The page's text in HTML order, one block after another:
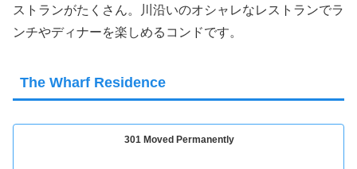
ストランがたくさん。川沿いのオシャレなレストランでラ
ンチやディナーを楽しめるコンドです。
The Wharf Residence
301 Moved Permanently